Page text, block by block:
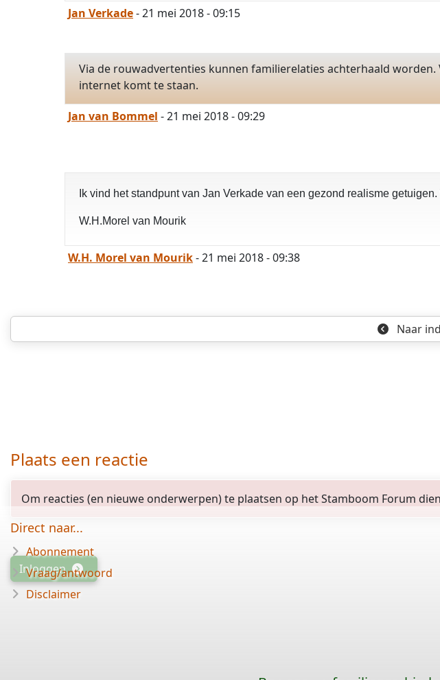
Jan Verkade- 21 mei 2018 - 09:15
Via de rouwadvertenties kunnen familierelaties achterhaald
internet komt te staan.
Jan van Bommel - 21 mei 2018 - 09:29
Ik vind het standpunt van Jan Verkade van een gezond realisme
W.H.Morel van Mourik
W.H. Morel van Mourik- 21 mei 2018 - 09:38
Naar
Plaats een reactie
Om reacties (en nieuwe onderwerpen) te plaatsen op het Stamboom Forum
Inloggen
Direct naar...
Abonnement
Vraag/antwoord
Disclaimer